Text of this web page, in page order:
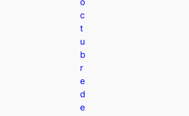
c
t
u
b
r
e
d
e